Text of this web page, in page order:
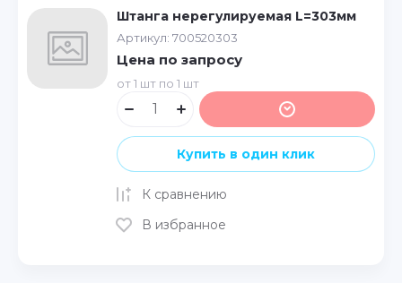
Штанга нерегулируемая L=303мм
Артикул: 700520303
Цена по запросу
от 1 шт по 1 шт
Купить в один клик
К сравнению
В избранное